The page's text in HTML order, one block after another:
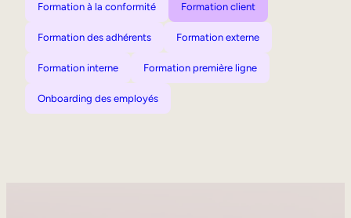
Formation à la conformité Formation client
Formation des adhérents Formation externe
Formation interne Formation première ligne
Onboarding des employés